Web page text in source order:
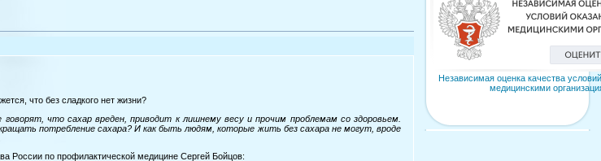
что без сладкого нет жизни?
что сахар вреден, приводит к лишнему весу и прочим проблемам со здоровьем.
потребление сахара? И как быть людям, которые жить без сахара не могут, вроде
России по профилактической медицине Сергей Бойцов:
Независимая оценка качества
медицинскими